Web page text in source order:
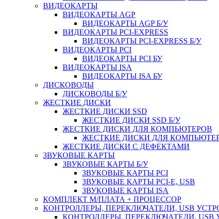
ВИДЕОКАРТЫ
ВИДЕОКАРТЫ AGP
ВИДЕОКАРТЫ AGP Б/У
ВИДЕОКАРТЫ PCI-EXPRESS
ВИДЕОКАРТЫ PCI-EXPRESS Б/У
ВИДЕОКАРТЫ PCI
ВИДЕОКАРТЫ PCI БУ
ВИДЕОКАРТЫ ISA
ВИДЕОКАРТЫ ISA БУ
ДИСКОВОДЫ
ДИСКОВОДЫ Б/У
ЖЕСТКИЕ ДИСКИ
ЖЕСТКИЕ ДИСКИ SSD
ЖЕСТКИЕ ДИСКИ SSD Б/У
ЖЕСТКИЕ ДИСКИ ДЛЯ КОМПЬЮТЕРОВ
ЖЕСТКИЕ ДИСКИ ДЛЯ
ЖЕСТКИЕ ДИСКИ С ДЕФЕКТАМИ
ЗВУКОВЫЕ КАРТЫ
ЗВУКОВЫЕ КАРТЫ Б/У
ЗВУКОВЫЕ КАРТЫ PCI
ЗВУКОВЫЕ КАРТЫ PCI-E, USB
ЗВУКОВЫЕ КАРТЫ ISA
КОМПЛЕКТ М/ПЛАТА + ПРОЦЕССОР
КОНТРОЛЛЕРЫ, ПЕРЕКЛЮЧАТЕЛИ, USB
КОНТРОЛЛЕРЫ, ПЕРЕКЛЮЧАТЕЛИ, USB